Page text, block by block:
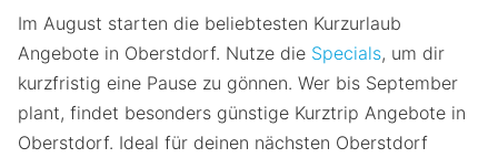
Im August starten die beliebtesten Kurzurlaub
Angebote in Oberstdorf. Nutze die Specials, um dir
kurzfristig eine Pause zu gönnen. Wer bis September
plant, findet besonders günstige Kurztrip Angebote in
Oberstdorf. Ideal für deinen nächsten Oberstdorf